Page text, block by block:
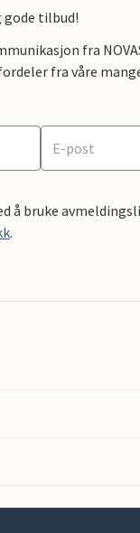
tilbud!
fra
fra våre
å bruke
.